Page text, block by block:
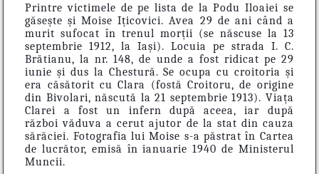
Printre victimele de pe lista de la Podu Iloaiei se
găsește și Moise Ițicovici. Avea 29 de ani când a
murit sufocat în trenul morții (se născuse la 13
septembrie 1912, la Iași). Locuia pe strada I. C.
Brătianu, la nr. 148, de unde a fost ridicat pe 29
iunie și dus la Chestură. Se ocupa cu croitoria și
era căsătorit cu Clara (fostă Croitoru, de origine
din Bivolari, născută la 21 septembrie 1913). Viața
Clarei a fost un infern după aceea, iar după
război văduva a cerut ajutor de la stat din cauza
sărăciei. Fotografia lui Moise s-a păstrat în Cartea
de lucrător, emisă în ianuarie 1940 de Ministerul
Muncii.